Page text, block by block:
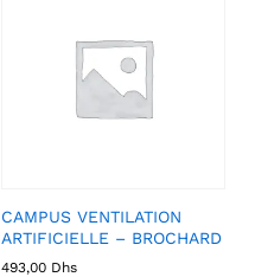
CAMPUS VENTILATION
ARTIFICIELLE – BROCHARD
493,00 Dhs